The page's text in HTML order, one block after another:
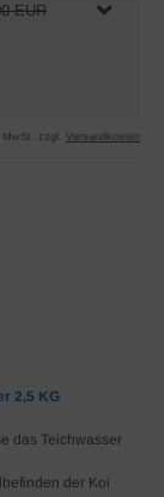
EUR
MwSt. zzgl. Versandkosten
2,5 KG
das Teichwasser
der Koi